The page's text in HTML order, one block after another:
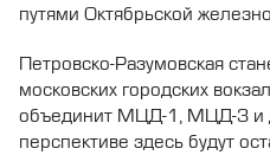
путями Октябрьской
Петровско-Разумовская
московских городских
объединит МЦД-1, МЦД-3 и
перспективе здесь будут